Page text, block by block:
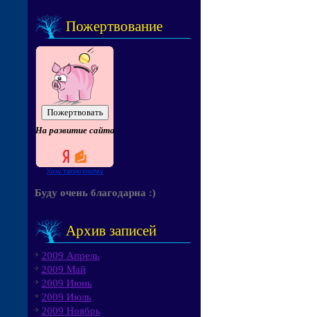
Пожертвование
На развитие сайта
Буду очень благодарна :)
Архив записей
2009 Апрель
2009 Май
2009 Июнь
2009 Июль
2009 Ноябрь